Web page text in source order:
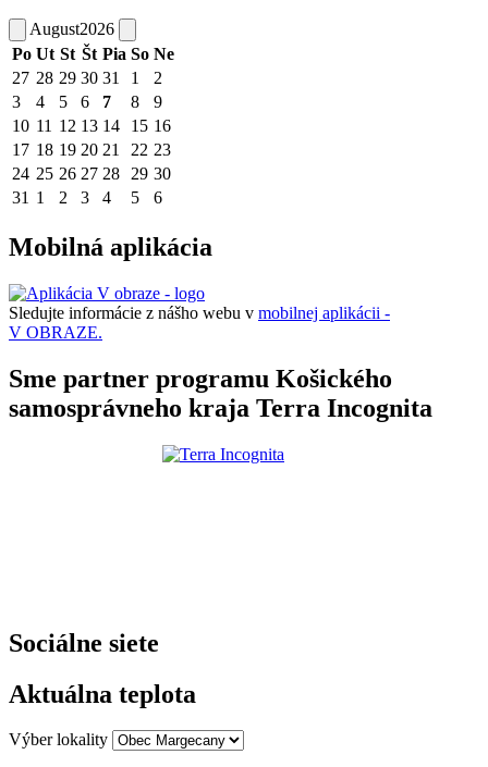
August2026
Po Ut St Št Pia So Ne
27 28 29 30 31 1
2
3
4 5 6 7 8
9
10 11 12 13 14 15 16
17 18 19 20 21 22 23
24 25 26 27 28 29 30
31 1 2 3 4 5 6
Mobilná aplikácia
Sledujte informácie z nášho webu v mobilnej aplikácii -
V OBRAZE.
Sme partner programu Košického
samosprávneho kraja Terra Incognita
Sociálne siete
Aktuálna teplota
Výber lokality